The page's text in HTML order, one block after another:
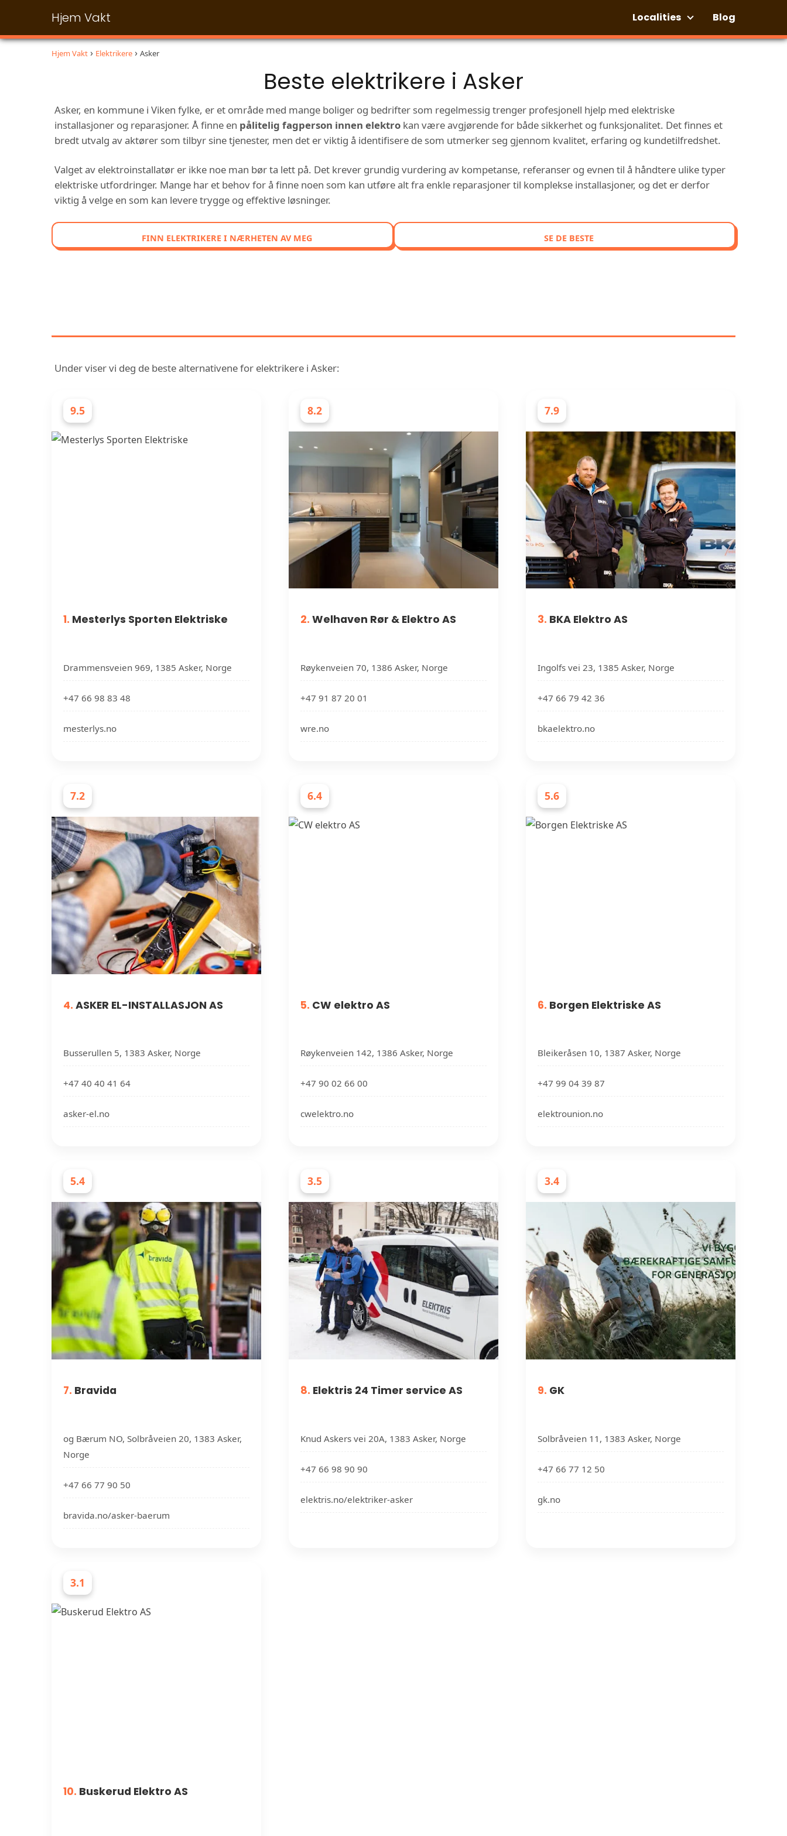
Hjem Vakt Localities Blog
Hjem Vakt Elektrikere Asker
Beste elektrikere i Asker
Asker, en kommune i Viken fylke, er et område med mange boliger og bedrifter som regelmessig trenger profesjonell hjelp med elektriske
installasjoner og reparasjoner. Å finne en pålitelig fagperson innen elektro kan være avgjørende for både sikkerhet og funksjonalitet. Det finnes et
bredt utvalg av aktører som tilbyr sine tjenester, men det er viktig å identifisere de som utmerker seg gjennom kvalitet, erfaring og kundetilfredshet.
Valget av elektroinstallatør er ikke noe man bør ta lett på. Det krever grundig vurdering av kompetanse, referanser og evnen til å håndtere ulike typer
elektriske utfordringer. Mange har et behov for å finne noen som kan utføre alt fra enkle reparasjoner til komplekse installasjoner, og det er derfor
viktig å velge en som kan levere trygge og effektive løsninger.
FINN ELEKTRIKERE I NÆRHETEN AV MEG SE DE BESTE
Under viser vi deg de beste alternativene for elektrikere i Asker:
9.5
1. Mesterlys Sporten Elektriske
Drammensveien 969, 1385 Asker, Norge
+47 66 98 83 48
mesterlys.no
8.2
2. Welhaven Rør & Elektro AS
Røykenveien 70, 1386 Asker, Norge
+47 91 87 20 01
wre.no
7.9
3. BKA Elektro AS
Ingolfs vei 23, 1385 Asker, Norge
+47 66 79 42 36
bkaelektro.no
7.2
4. ASKER EL-INSTALLASJON AS
Busserullen 5, 1383 Asker, Norge
+47 40 40 41 64
asker-el.no
6.4
5. CW elektro AS
Røykenveien 142, 1386 Asker, Norge
+47 90 02 66 00
cwelektro.no
5.6
6. Borgen Elektriske AS
Bleikeråsen 10, 1387 Asker, Norge
+47 99 04 39 87
elektrounion.no
5.4
7. Bravida
og Bærum NO, Solbråveien 20, 1383 Asker,
Norge
+47 66 77 90 50
bravida.no/asker-baerum
3.5
8. Elektris 24 Timer service AS
Knud Askers vei 20A, 1383 Asker, Norge
+47 66 98 90 90
elektris.no/elektriker-asker
3.4
9. GK
Solbråveien 11, 1383 Asker, Norge
+47 66 77 12 50
gk.no
3.1
10. Buskerud Elektro AS